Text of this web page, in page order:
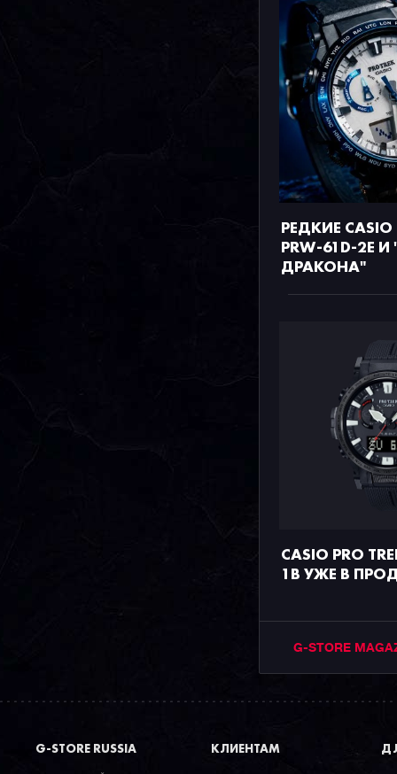
РЕДКИЕ CASIO
PRW-61D-2E
ДРАКОНА"
CASIO PRO
1B УЖЕ В
G-STORE
G-STORE RUSSIA КЛИЕНТАМ